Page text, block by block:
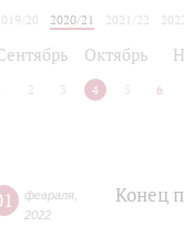
20 2020/21 2021/22
Октябрь
2 3 4 5 6
февраля
2022
Конец